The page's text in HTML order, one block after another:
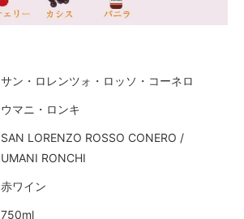
サン・ロレンツォ・ロッソ・コーネロ
ウマニ・ロンキ
SAN LORENZO ROSSO CONERO /
UMANI RONCHI
赤ワイン
750ml